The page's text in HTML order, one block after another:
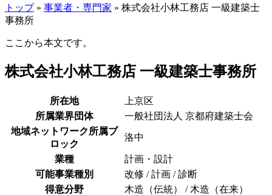
トップ» 事業者・専門家 » 株式会社小林工務店 一級建築士
事務所
ここから本文です。
株式会社小林工務店 一級建築士事務所
所在地
上京区
所属業界団体
一般社団法人 京都府建築士会
地域ネットワーク所属ブ
ロック
洛中
業種
計画・設計
可能事業種別
改修 / 計画 / 診断
得意分野
木造（伝統） / 木造（在来）